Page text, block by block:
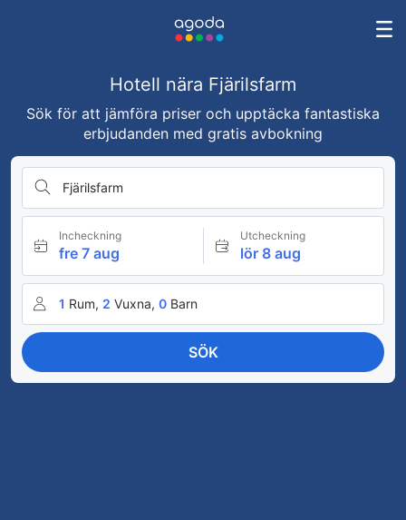
Hotell nära Fjärilsfarm
Sök för att jämföra priser och upptäcka fantastiska
erbjudanden med gratis avbokning
Fjärilsfarm
Incheckning
fre 7 aug
Utcheckning
lör 8 aug
1 Rum, 2 Vuxna, 0 Barn
SÖK